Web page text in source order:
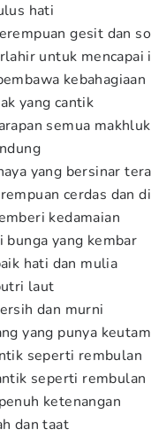
hati
gesit dan
untuk mencapai
kebahagiaan
yang cantik
semua makhluk
yang bersinar
cerdas dan
kedamaian
bunga yang kembar
hati dan mulia
laut
dan murni
yang punya
seperti rembulan
seperti rembulan
penuh ketenangan
dan taat